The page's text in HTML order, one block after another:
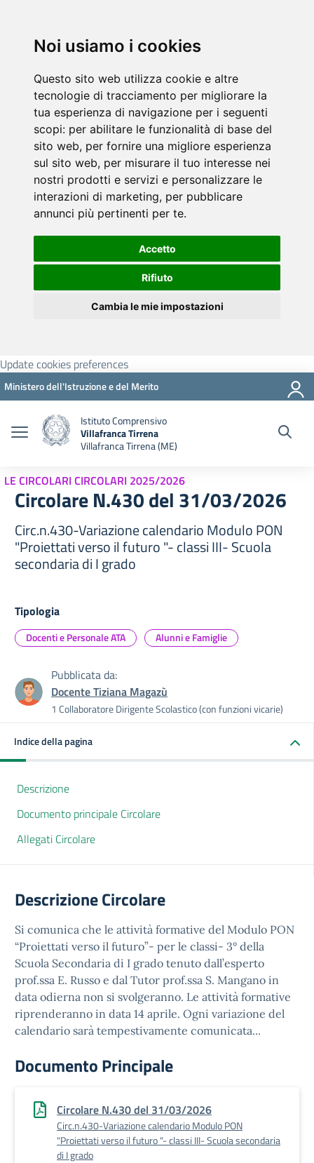
Noi usiamo i cookies
Questo sito web utilizza cookie e altre
tecnologie di tracciamento per migliorare la
tua esperienza di navigazione per i seguenti
scopi: per abilitare le funzionalità di base del
sito web, per fornire una migliore esperienza
sul sito web, per misurare il tuo interesse nei
nostri prodotti e servizi e personalizzare le
interazioni di marketing, per pubblicare
annunci più pertinenti per te.
Accetto
Rifiuto
Cambia le mie impostazioni
Update cookies preferences
Ministero dell'Istruzione e del Merito
Istituto Comprensivo
Villafranca Tirrena
Villafranca Tirrena (ME)
LE CIRCOLARI CIRCOLARI 2025/2026
Circolare N.430 del 31/03/2026
Circ.n.430-Variazione calendario Modulo PON
"Proiettati verso il futuro "- classi III- Scuola
secondaria di I grado
Tipologia
Docenti e Personale ATA Alunni e Famiglie
Pubblicata da:
Docente Tiziana Magazù
1 Collaboratore Dirigente Scolastico (con funzioni vicarie)
Indice della pagina
Descrizione
Documento principale Circolare
Allegati Circolare
Descrizione Circolare
Si comunica che le attività formative del Modulo PON
“Proiettati verso il futuro”- per le classi- 3° della
Scuola Secondaria di I grado tenuto dall’esperto
prof.ssa E. Russo e dal Tutor prof.ssa S. Mangano in
data odierna non si svolgeranno. Le attività formative
riprenderanno in data 14 aprile. Ogni variazione del
calendario sarà tempestivamente comunicata...
Documento Principale
Circolare N.430 del 31/03/2026
Circ.n.430-Variazione calendario Modulo PON
"Proiettati verso il futuro "- classi III- Scuola secondaria
di I grado